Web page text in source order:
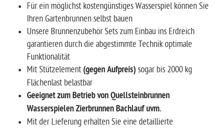
Für ein möglichst kostengünstiges Wasserspiel können Sie
Ihren Gartenbrunnen selbst bauen
Unsere Brunnenzubehör Sets zum Einbau ins Erdreich
garantieren durch die abgestimmte Technik optimale
Funktionalität
Mit Stützelement (gegen Aufpreis)sogar bis 2000 kg
Flächenlast belastbar
Geeignet zum Betrieb von Quellsteinbrunnen
Wasserspielen Zierbrunnen Bachlauf uvm.
Mit der Lieferung erhalten Sie eine detaillierte